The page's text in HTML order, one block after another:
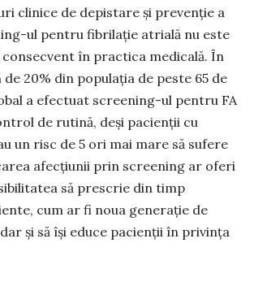
clinice de depistare și prevenție a
ul pentru fibrilație atrială nu este
în practica medicală. În
20% din populația de peste 65 de
a efectuat screening-ul pentru FA
de rutină, deși pacienții cu
un risc de 5 ori mai mare să sufere
afecțiunii prin screening ar oferi
să prescrie din timp
cum ar fi noua generație de
și să își educe pacienții în privința